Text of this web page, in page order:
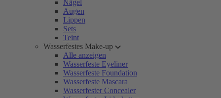
Nägel
Augen
Lippen
Sets
Teint
Wasserfestes Make-up
Alle anzeigen
Wasserfeste Eyeliner
Wasserfeste Foundation
Wasserfeste Mascara
Wasserfester Concealer